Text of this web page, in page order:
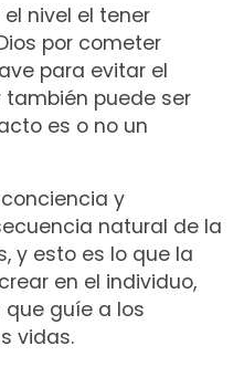
nivel el tener
por cometer
para evitar el
puede ser
es o no un
y
natural de la
y esto es lo que la
en el individuo,
guíe a los
vidas.